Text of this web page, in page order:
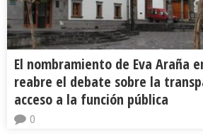
El nombramiento de Eva Araña
reabre el debate sobre la
acceso a la función pública
0